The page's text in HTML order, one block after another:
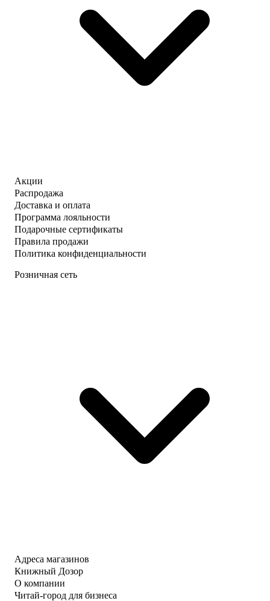
Акции
Распродажа
Доставка и оплата
Программа лояльности
Подарочные сертификаты
Правила продажи
Политика конфиденциальности
Розничная сеть
Адреса магазинов
Книжный Дозор
О компании
Читай-город для бизнеса